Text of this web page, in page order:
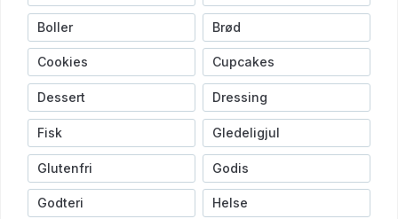
Boller Brød
Cookies Cupcakes
Dessert Dressing
Fisk Gledeligjul
Glutenfri Godis
Godteri Helse